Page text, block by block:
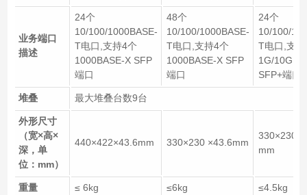
业务端口
描述
24个
10/100/1000BASE-
T电口,支持4个
1000BASE-X SFP
端口
48个
10/100/1000BASE-
T电口,支持4个
1000BASE-X SFP
端口
24个
10/100/
T电口,支
1G/10G
SFP+端口
堆叠 最大堆叠台数9台
外形尺寸
（宽×高×
深，单
位：mm）
440×422×43.6mm 330×230 ×43.6mm
330×230
mm
重量 ≤ 6kg ≤6kg ≤4.5kg